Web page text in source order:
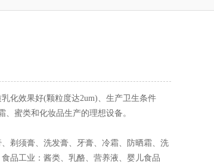
化效果好(颗粒度达2um)、生产卫生条件
蜜类和化妆品生产的理想设备。
剃须膏、洗发膏、牙膏、冷霜、防晒霜、洗
品工业：酱类、乳酪、营养液、婴儿食品